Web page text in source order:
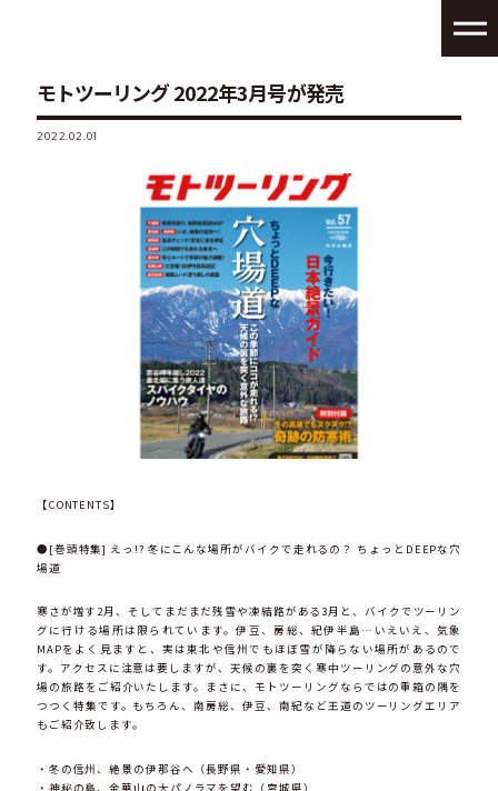
モトツーリング 2022年3月号が発売
2022.02.01
【CONTENTS】
●[巻頭特集] えっ!? 冬にこんな場所がバイクで走れるの？ ちょっとDEEPな穴
場道
寒さが増す2月、そしてまだまだ残雪や凍結路がある3月と、バイクでツーリン
グに行ける場所は限られています。伊豆、房総、紀伊半島…いえいえ、気象
MAPをよく見ますと、実は東北や信州でもほぼ雪が降らない場所があるので
す。アクセスに注意は要しますが、天候の裏を突く寒中ツーリングの意外な穴
場の旅路をご紹介いたします。まさに、モトツーリングならではの重箱の隅を
つつく特集です。もちろん、南房総、伊豆、南紀など王道のツーリングエリア
もご紹介致します。
・冬の信州、絶景の伊那谷へ（長野県・愛知県）
・神秘の島、金華山の大パノラマを望む（宮城県）